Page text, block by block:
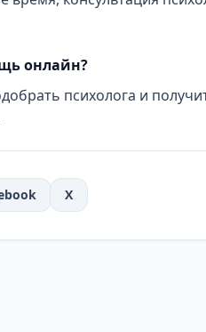
онлайн?
психолога и
X